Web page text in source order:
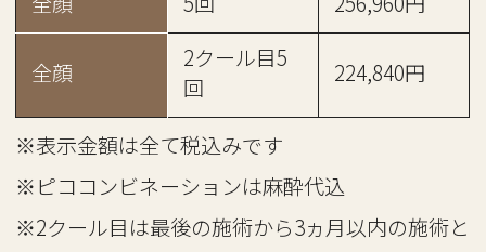
全顔
2クール目5
回
224,840円
※表示金額は全て税込みです
※ピココンビネーションは麻酔代込
※2クール目は最後の施術から3ヵ月以内の施術と